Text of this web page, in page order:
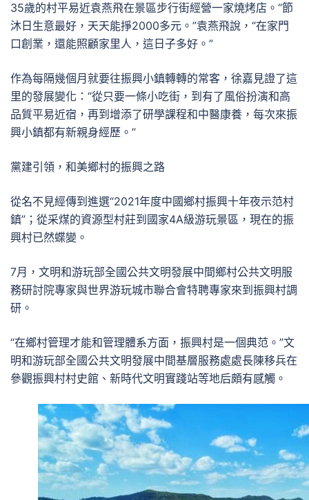
35歲的村平易近袁燕飛在景區步行街經營一家燒烤店。“節
沐日生意最好，天天能掙2000多元。”袁燕飛說，“在家門
口創業，還能照顧家里人，這日子多好。”
作為每隔幾個月就要往振興小鎮轉轉的常客，徐嘉見證了這
里的發展變化：“從只要一條小吃街，到有了風俗扮演和高
品質平易近宿，再到增添了研學課程和中醫康養，每次來振
興小鎮都有新親身經歷。”
黨建引領，和美鄉村的振興之路
從名不見經傳到進選“2021年度中國鄉村振興十年夜示范村
鎮”；從采煤的資源型村莊到國家4A級游玩景區，現在的振
興村已然蝶變。
7月，文明和游玩部全國公共文明發展中間鄉村公共文明服
務研討院專家與世界游玩城市聯合會特聘專家來到振興村調
研。
“在鄉村管理才能和管理體系方面，振興村是一個典范。”文
明和游玩部全國公共文明發展中間基層服務處處長陳移兵在
參觀振興村村史館、新時代文明實踐站等地后頗有感觸。